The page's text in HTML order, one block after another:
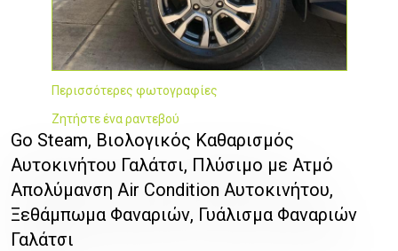
Περισσότερες φωτογραφίες
Ζητήστε ένα ραντεβού
Go Steam, Βιολογικός Καθαρισμός
Αυτοκινήτου Γαλάτσι, Πλύσιμο με Ατμό
Απολύμανση Air Condition Αυτοκινήτου,
Ξεθάμπωμα Φαναριών, Γυάλισμα Φαναριών
Γαλάτσι